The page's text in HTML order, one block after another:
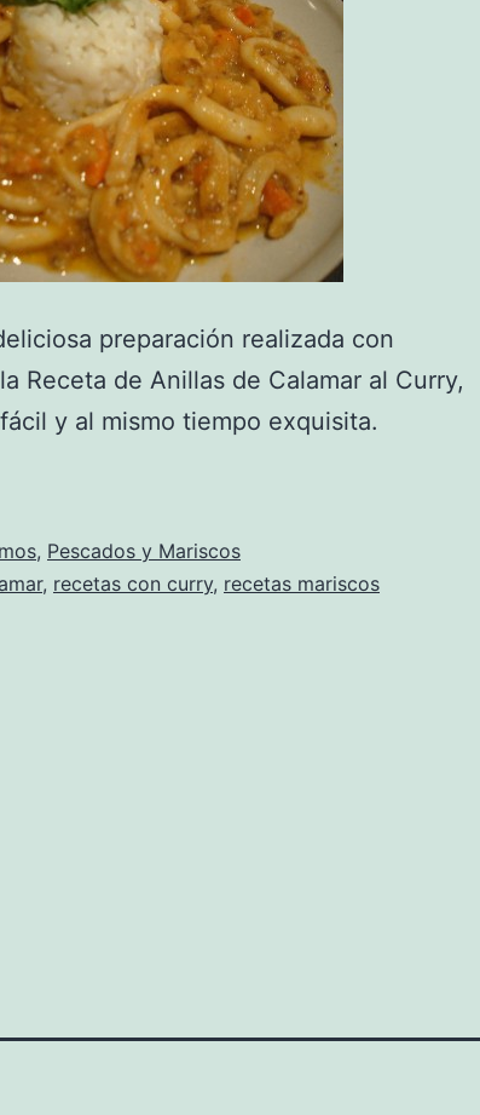
preparación realizada con
Receta de Anillas de Calamar al Curry,
y al mismo tiempo exquisita.
, Pescados y Mariscos
, recetas con curry, recetas mariscos